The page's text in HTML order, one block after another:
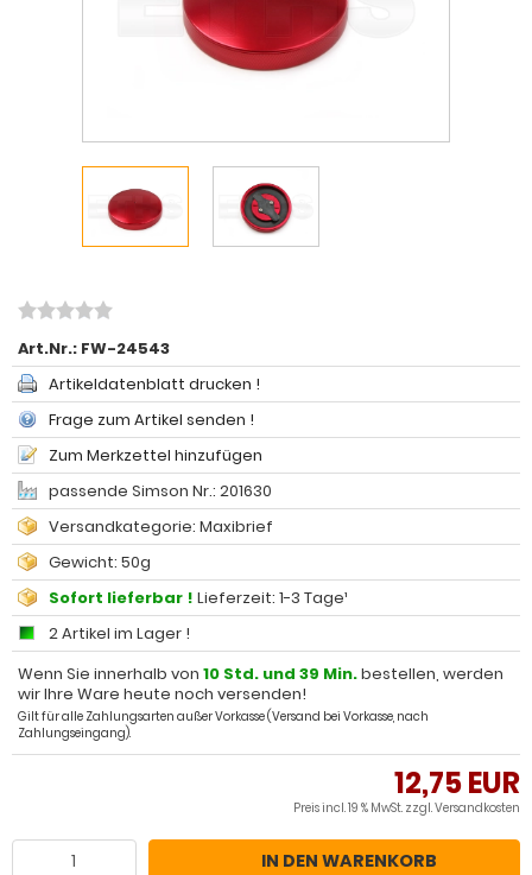
Art.Nr.: FW-24543
Artikeldatenblatt drucken !
Frage zum Artikel senden !
Zum Merkzettel hinzufügen
passende Simson Nr.: 201630
Versandkategorie: Maxibrief
Gewicht: 50g
Sofort lieferbar ! Lieferzeit: 1-3 Tage¹
2 Artikel im Lager !
Wenn Sie innerhalb von 10 Std. und 39 Min.bestellen, werden
wir Ihre Ware heute noch versenden!
Gilt für alle Zahlungsarten außer Vorkasse (Versand bei Vorkasse, nach
Zahlungseingang).
12,75 EUR
Preis incl. 19 % MwSt. zzgl.Versandkosten
IN DEN WARENKORB